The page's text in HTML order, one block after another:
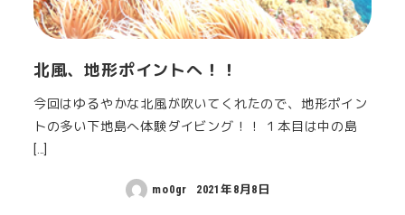
北風、地形ポイントへ！！
今回はゆるやかな北風が吹いてくれたので、地形ポイン
トの多い下地島へ体験ダイビング！！ １本目は中の島
[…]
mo0gr 2021年8月8日